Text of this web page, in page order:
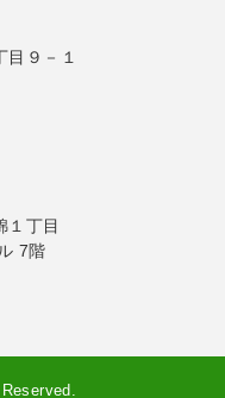
目９－１
１丁目
7階